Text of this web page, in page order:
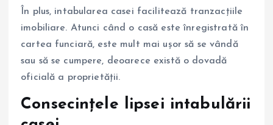
În plus, intabularea casei facilitează tranzacțiile
imobiliare. Atunci când o casă este înregistrată în
cartea funciară, este mult mai ușor să se vândă
sau să se cumpere, deoarece există o dovadă
oficială a proprietății.
Consecințele lipsei intabulării